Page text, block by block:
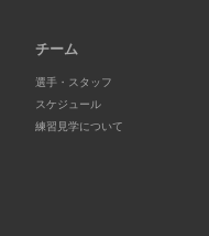
チーム
選手・スタッフ
スケジュール
練習見学について